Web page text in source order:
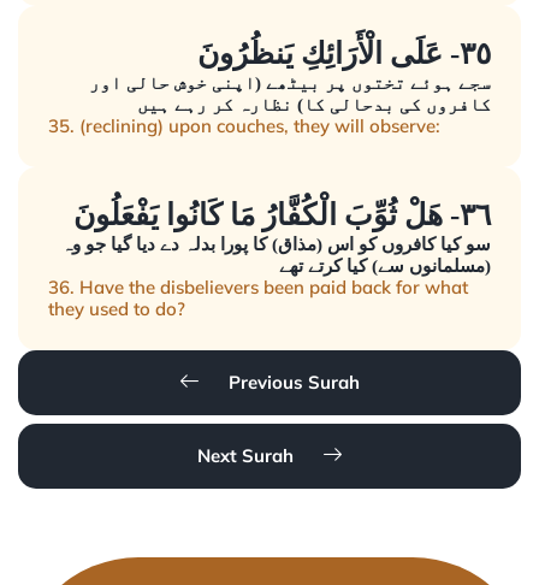
٣٥- عَلَى الْأَرَائِكِ يَنظُرُونَ
سجے ہوئے تختوں پر بیٹھے (اپنی خوش حالی اور
کافروں کی بدحالی کا) نظارہ کر رہے ہیں
35. (reclining) upon couches, they will observe:
٣٦- هَلْ ثُوِّبَ الْكُفَّارُ مَا كَانُوا يَفْعَلُونَ
سو کیا کافروں کو اس (مذاق) کا پورا بدلہ دے دیا گیا جو وہ
(مسلمانوں سے) کیا کرتے تھے
36. Have the disbelievers been paid back for what
they used to do?
Previous Surah
Next Surah